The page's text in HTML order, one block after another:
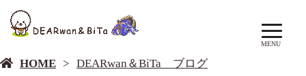
MENU
HOME
DEARwan＆BiTa ブログ